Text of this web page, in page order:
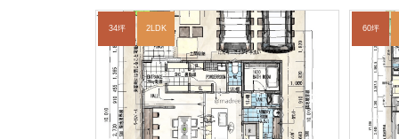
34坪 2LDK 60坪